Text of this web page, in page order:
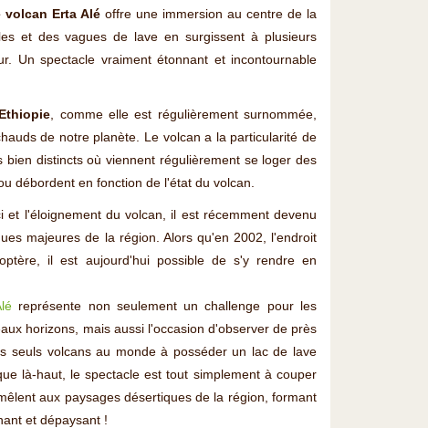
volcan Erta Alé offre une immersion au centre de la
et des vagues de lave en surgissent à plusieurs
Un spectacle vraiment étonnant et incontournable
, comme elle est régulièrement surnommée,
de notre planète. Le volcan a la particularité de
distincts où viennent régulièrement se loger des
débordent en fonction de l'état du volcan.
et l'éloignement du volcan, il est récemment devenu
majeures de la région. Alors qu'en 2002, l'endroit
il est aujourd'hui possible de s'y rendre en
représente non seulement un challenge pour les
horizons, mais aussi l'occasion d'observer de près
seuls volcans au monde à posséder un lac de lave
là-haut, le spectacle est tout simplement à couper
aux paysages désertiques de la région, formant
et dépaysant !